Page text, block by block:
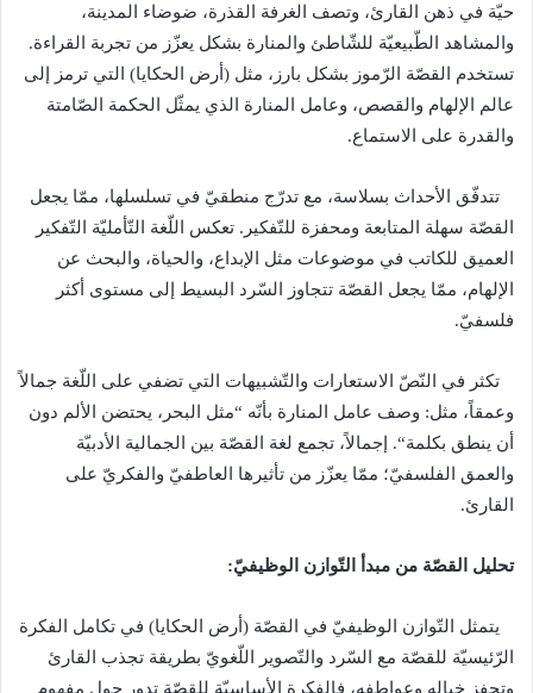
حيّة في ذهن القارئ، وتصف الغرفة القذرة، ضوضاء المدينة،
والمشاهد الطّبيعيّة للشّاطئ والمنارة بشكل يعزّز من تجربة القراءة.
تستخدم القصّة الرّموز بشكل بارز، مثل ( أرض الحكايا) التي ترمز إلى
عالم الإلهام والقصص، وعامل المنارة الذي يمثّل الحكمة الصّامتة
والقدرة على الاستماع.
تتدفّق الأحداث بسلاسة، مع تدرّج منطقيّ في تسلسلها، ممّا يجعل
القصّة سهلة المتابعة ومحفزة للتّفكير . تعكس اللّغة التّأمليّة التّفكير
العميق للكاتب في موضوعات مثل الإبداع، والحياة، والبحث عن
الإلهام، ممّا يجعل القصّة تتجاوز السّرد البسيط إلى مستوى أكثر
فلسفيّ.
تكثر في النّصّ الاستعارات والتّشبيهات التي تضفي على اللّغة جمالاً
وعمقاً، مثل: وصف عامل المنارة بأنّه “مثل البحر، يحتضن الألم دون
أن ينطق بكلمة“. إجمالاً، تجمع لغة القصّة بين الجمالية الأدبيّة
والعمق الفلسفيّ؛ ممّا يعزّز من تأثيرها العاطفيّ والفكريّ على
القارئ.
تحليل القصّة من مبدأ التّوازن الوظيفيّ:
يتمثل التّوازن الوظيفيّ في القصّة ( أرض الحكايا) في تكامل الفكرة
الرّئيسيّة للقصّة مع السّرد والتّصوير اللّغويّ بطريقة تجذب القارئ
وتحفز خياله وعواطفه، فالفكرة الأساسيّة للقصّة تدور حول مفهوم